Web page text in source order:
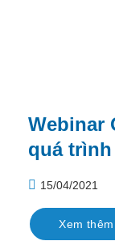
Webinar
quá
nghệ đo
15/04/2021
Xem thêm